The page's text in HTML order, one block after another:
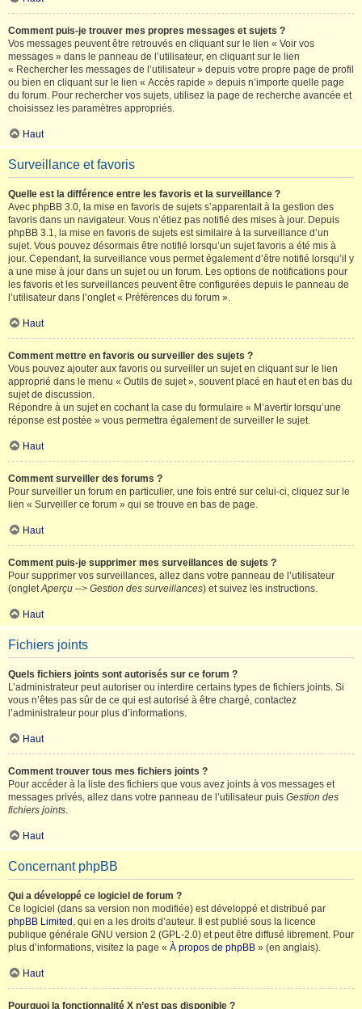
Comment puis-je trouver mes propres messages et sujets ?
Vos messages peuvent être retrouvés en cliquant sur le lien « Voir vos
messages » dans le panneau de l’utilisateur, en cliquant sur le lien
« Rechercher les messages de l’utilisateur » depuis votre propre page de profil
ou bien en cliquant sur le lien « Accès rapide » depuis n’importe quelle page
du forum. Pour rechercher vos sujets, utilisez la page de recherche avancée et
choisissez les paramètres appropriés.
Haut
Surveillance et favoris
Quelle est la différence entre les favoris et la surveillance ?
Avec phpBB 3.0, la mise en favoris de sujets s’apparentait à la gestion des
favoris dans un navigateur. Vous n’étiez pas notifié des mises à jour. Depuis
phpBB 3.1, la mise en favoris de sujets est similaire à la surveillance d’un
sujet. Vous pouvez désormais être notifié lorsqu’un sujet favoris a été mis à
jour. Cependant, la surveillance vous permet également d’être notifié lorsqu’il y
a une mise à jour dans un sujet ou un forum. Les options de notifications pour
les favoris et les surveillances peuvent être configurées depuis le panneau de
l’utilisateur dans l’onglet « Préférences du forum ».
Haut
Comment mettre en favoris ou surveiller des sujets ?
Vous pouvez ajouter aux favoris ou surveiller un sujet en cliquant sur le lien
approprié dans le menu « Outils de sujet », souvent placé en haut et en bas du
sujet de discussion.
Répondre à un sujet en cochant la case du formulaire « M’avertir lorsqu’une
réponse est postée » vous permettra également de surveiller le sujet.
Haut
Comment surveiller des forums ?
Pour surveiller un forum en particulier, une fois entré sur celui-ci, cliquez sur le
lien « Surveiller ce forum » qui se trouve en bas de page.
Haut
Comment puis-je supprimer mes surveillances de sujets ?
Pour supprimer vos surveillances, allez dans votre panneau de l’utilisateur
(ongletAperçu --> Gestion des surveillances) et suivez les instructions.
Haut
Fichiers joints
Quels fichiers joints sont autorisés sur ce forum ?
L’administrateur peut autoriser ou interdire certains types de fichiers joints. Si
vous n’êtes pas sûr de ce qui est autorisé à être chargé, contactez
l’administrateur pour plus d’informations.
Haut
Comment trouver tous mes fichiers joints ?
Pour accéder à la liste des fichiers que vous avez joints à vos messages et
messages privés, allez dans votre panneau de l’utilisateur puis Gestion des
fichiers joints.
Haut
Concernant phpBB
Qui a développé ce logiciel de forum ?
Ce logiciel (dans sa version non modifiée) est développé et distribué par
phpBB Limited , qui en a les droits d’auteur. Il est publié sous la licence
publique générale GNU version 2 (GPL-2.0) et peut être diffusé librement. Pour
plus d’informations, visitez la page « À propos de phpBB » (en anglais).
Haut
Pourquoi la fonctionnalité X n’est pas disponible ?